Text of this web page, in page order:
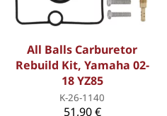
All Balls Carburetor
Rebuild Kit, Yamaha 02-
18 YZ85
K-26-1140
51,90 €